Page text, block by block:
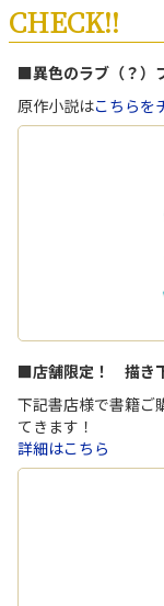
CHECK!!
■異色のラブ（？）
原作小説はこちらを
■店舗限定！ 描き
下記書店様で書籍ご
てきます！
詳細はこちら